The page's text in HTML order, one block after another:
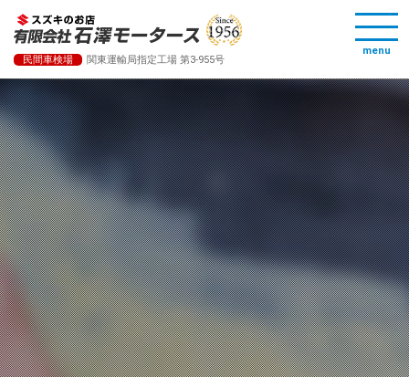
民間車検場 関東運輸局指定工場 第3-955号
menu